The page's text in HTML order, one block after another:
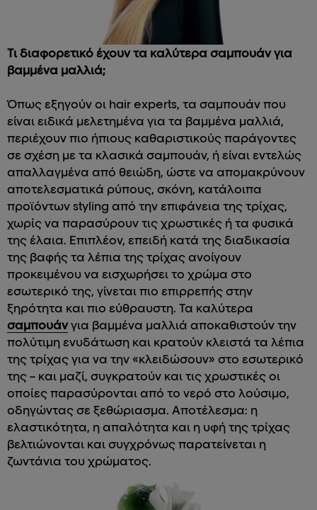
Τι διαφορετικό έχουν τα καλύτερα σαμπουάν για
βαμμένα μαλλιά;
Όπως εξηγούν οι hair experts, τα σαμπουάν που
είναι ειδικά μελετημένα για τα βαμμένα μαλλιά,
περιέχουν πιο ήπιους καθαριστικούς παράγοντες
σε σχέση με τα κλασικά σαμπουάν, ή είναι εντελώς
απαλλαγμένα από θειώδη, ώστε να απομακρύνουν
αποτελεσματικά ρύπους, σκόνη, κατάλοιπα
προϊόντων styling από την επιφάνεια της τρίχας,
χωρίς να παρασύρουν τις χρωστικές ή τα φυσικά
της έλαια. Επιπλέον, επειδή κατά της διαδικασία
της βαφής τα λέπια της τρίχας ανοίγουν
προκειμένου να εισχωρήσει το χρώμα στο
εσωτερικό της, γίνεται πιο επιρρεπής στην
ξηρότητα και πιο εύθραυστη. Τα καλύτερα
σαμπουάνγια βαμμένα μαλλιά αποκαθιστούν την
πολύτιμη ενυδάτωση και κρατούν κλειστά τα λέπια
της τρίχας για να την «κλειδώσουν» στο εσωτερικό
της – και μαζί, συγκρατούν και τις χρωστικές οι
οποίες παρασύρονται από το νερό στο λούσιμο,
οδηγώντας σε ξεθώριασμα. Αποτέλεσμα: η
ελαστικότητα, η απαλότητα και η υφή της τρίχας
βελτιώνονται και συγχρόνως παρατείνεται η
ζωντάνια του χρώματος.